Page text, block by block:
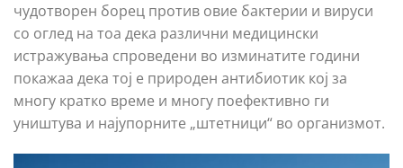
чудотворен борец против овие бактерии и вируси
со оглед на тоа дека различни медицински
истражувања спроведени во изминатите години
покажаа дека тој е природен антибиотик кој за
многу кратко време и многу поефективно ги
уништува и најупорните „штетници“ во организмот.